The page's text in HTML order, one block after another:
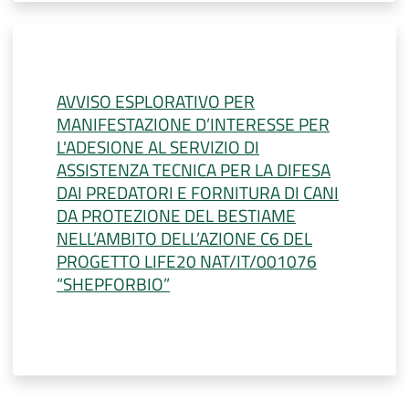
AVVISO ESPLORATIVO PER
MANIFESTAZIONE D’INTERESSE PER
L'ADESIONE AL SERVIZIO DI
ASSISTENZA TECNICA PER LA DIFESA
DAI PREDATORI E FORNITURA DI CANI
DA PROTEZIONE DEL BESTIAME
NELL’AMBITO DELL’AZIONE C6 DEL
PROGETTO LIFE20 NAT/IT/001076
“SHEPFORBIO”